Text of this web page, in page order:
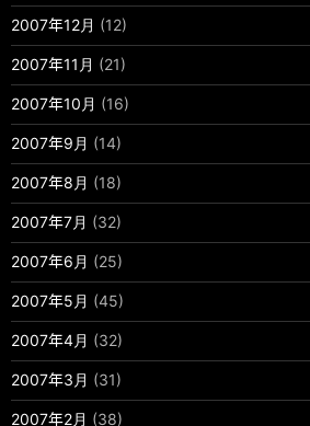
2007年12月 (12)
2007年11月 (21)
2007年10月 (16)
2007年9月 (14)
2007年8月 (18)
2007年7月 (32)
2007年6月 (25)
2007年5月 (45)
2007年4月 (32)
2007年3月 (31)
2007年2月 (38)